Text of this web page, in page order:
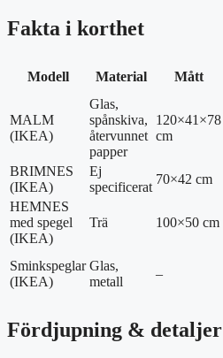
Fakta i korthet
Modell Material Mått
MALM
(IKEA)
Glas,
spånskiva,
återvunnet
papper
120×41×78
cm
BRIMNES
(IKEA)
Ej
specificerat
70×42 cm
HEMNES
med spegel
(IKEA)
Trä 100×50 cm
Sminkspeglar
(IKEA)
Glas,
metall
–
Fördjupning & detaljer